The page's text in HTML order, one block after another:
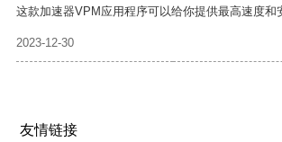
这款加速器VPM应用程序可以给你提供最高速度和
2023-12-30
友情链接